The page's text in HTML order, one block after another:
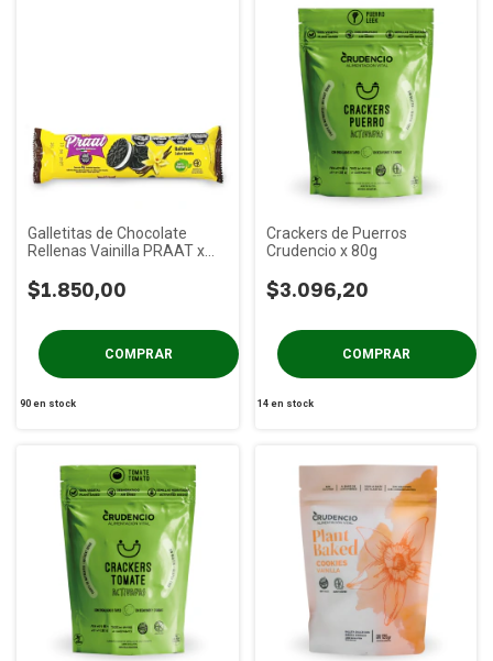
Galletitas de Chocolate
Rellenas Vainilla PRAAT x
$1.850,00
90en stock
Crackers de Puerros
Crudencio x 80g
$3.096,20
14 en stock